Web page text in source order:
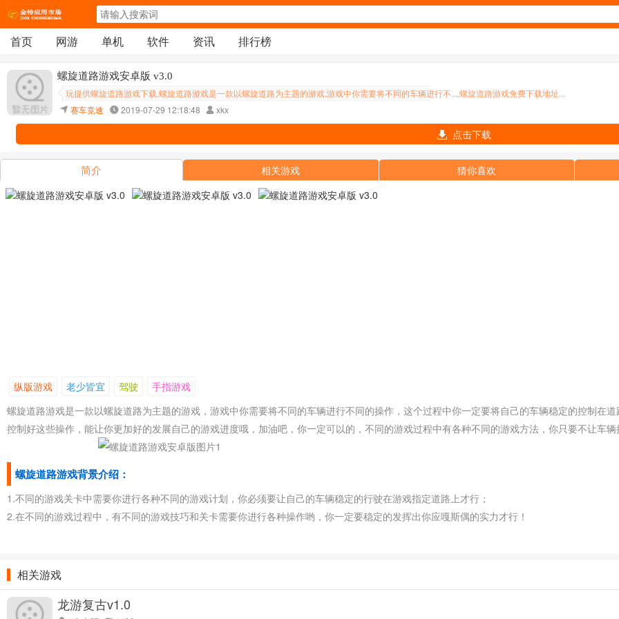
首页 网游 单机 软件 资讯 排行榜
螺旋道路游戏安卓版 v3.0
玩提供螺旋道路游戏下载,螺旋道路游戏是一款以螺旋道路为主题的游戏,游戏中你需要将不同的车辆进行不...,螺旋道路游戏免费下载地址...
赛车竞速
2019-07-29 12:18:48 xkx
点击下载
简介 相关游戏 猜你喜欢
纵版游戏 老少皆宜 驾驶
手指游戏
螺旋道路游戏是一款以螺旋道路为主题的游戏，游戏中你需要将不同的车辆进行不同的操作，这个过程中你一定要将自己的车辆稳定的控制在
控制好这些操作，能让你更加好的发展自己的游戏进度哦，加油吧，你一定可以的，不同的游戏过程中有各种不同的游戏方法，你只要不让车辆
螺旋道路游戏背景介绍：
1.不同的游戏关卡中需要你进行各种不同的游戏计划，你必须要让自己的车辆稳定的行驶在游戏指定道路上才行；
2.在不同的游戏过程中，有不同的游戏技巧和关卡需要你进行各种操作哟，你一定要稳定的发挥出你应嘎斯偶的实力才行！
1.在螺旋道路上不断的进行游戏操作，能让你更加的对游戏有进一步的了解和熟悉；
2.在不同的游戏节奏和过程中你需要将不同的游戏关卡进行各种不同的细心操作，只有这样你才能稳定的控制好游戏中的一切车辆；
相关游戏
龙游复古v1.0